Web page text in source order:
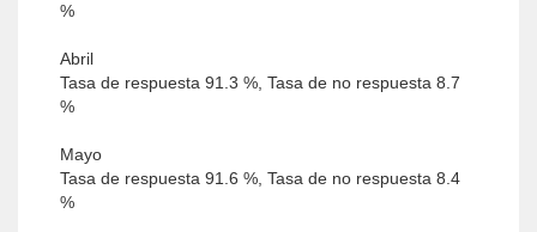
%
Abril
Tasa de respuesta 91.3 %, Tasa de no respuesta 8.7
%
Mayo
Tasa de respuesta 91.6 %, Tasa de no respuesta 8.4
%